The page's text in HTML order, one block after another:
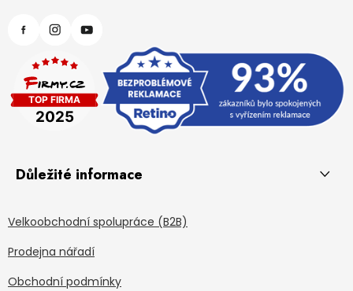
Důležité informace
Velkoobchodní spolupráce (B2B)
Prodejna nářadí
Obchodní podmínky